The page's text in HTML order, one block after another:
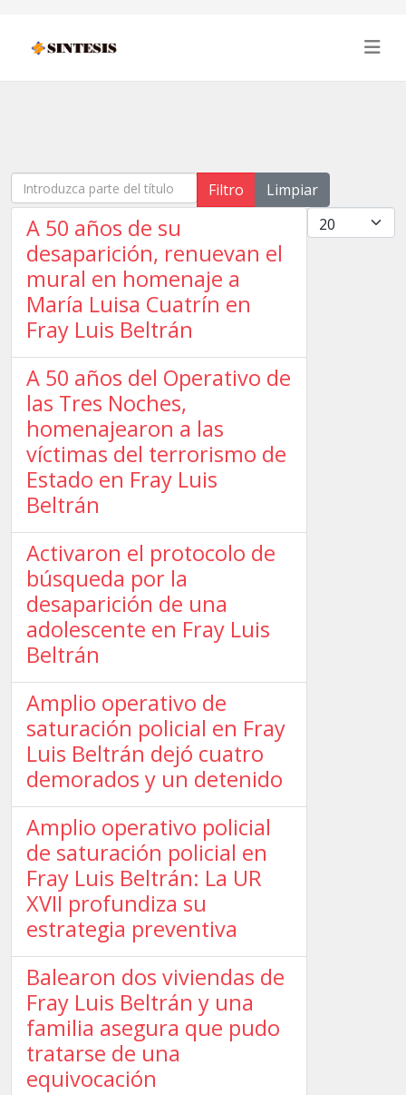
Introduzca parte del título Filtro
Limpiar
Cantidad
A 50 años de su
desaparición, renuevan el
mural en homenaje a
María Luisa Cuatrín en
Fray Luis Beltrán
A 50 años del Operativo de
las Tres Noches,
homenajearon a las
víctimas del terrorismo de
Estado en Fray Luis
Beltrán
Activaron el protocolo de
búsqueda por la
desaparición de una
adolescente en Fray Luis
Beltrán
Amplio operativo de
saturación policial en Fray
Luis Beltrán dejó cuatro
demorados y un detenido
Amplio operativo policial
de saturación policial en
Fray Luis Beltrán: La UR
XVII profundiza su
estrategia preventiva
Balearon dos viviendas de
Fray Luis Beltrán y una
familia asegura que pudo
tratarse de una
equivocación